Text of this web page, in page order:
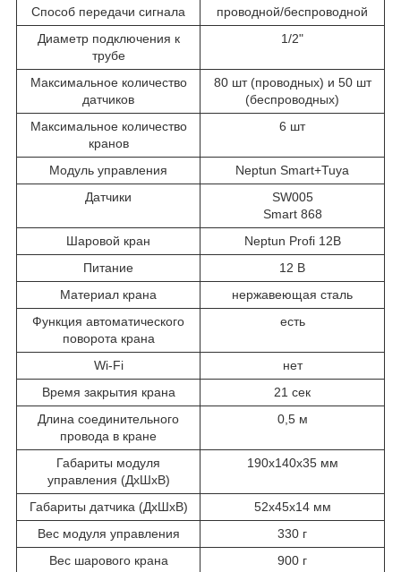
Способ передачи сигнала
проводной/беспроводной
Диаметр подключения к
трубе
1/2"
Максимальное количество
датчиков
80 шт (проводных) и 50 шт
(беспроводных)
Максимальное количество
кранов
6 шт
Модуль управления
Neptun Smart+Tuya
Датчики
SW005
Smart 868
Шаровой кран
Neptun Profi 12В
Питание
12 В
Материал крана
нержавеющая сталь
Функция автоматического
поворота крана
есть
Wi-Fi
нет
Время закрытия крана
21 сек
Длина соединительного
провода в кране
0,5 м
Габариты модуля
управления (ДхШхВ)
190х140х35 мм
Габариты датчика (ДхШхВ)
52х45х14 мм
Вес модуля управления
330 г
Вес шарового крана
900 г